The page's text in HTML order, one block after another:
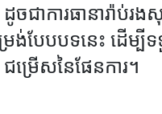
ចជាការធានារ៉ាប់រ
ង់បែបបទនេះ ដើម្បី
ម្រើសនៃផែនការ។